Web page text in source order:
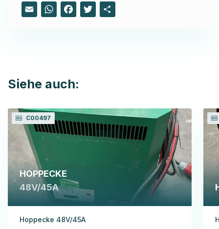
Email WhatsAppFacebook
Twitter
Siehe auch:
C00497
HOPPECKE
48V/45A
Hoppecke 48V/45A